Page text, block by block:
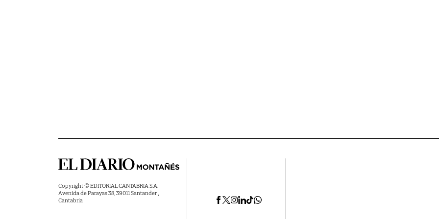
Copyright © EDITORIAL CANTABRIA S.A.
Avenida de Parayas 38, 39011 Santander ,
Cantabria